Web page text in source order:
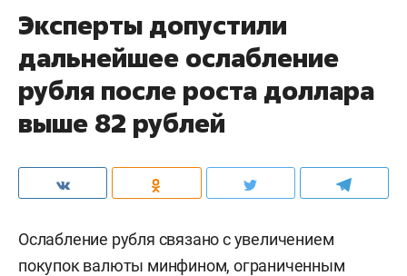
Эксперты допустили
дальнейшее ослабление
рубля после роста доллара
выше 82 рублей
Ослабление рубля связано с увеличением
покупок валюты минфином, ограниченным